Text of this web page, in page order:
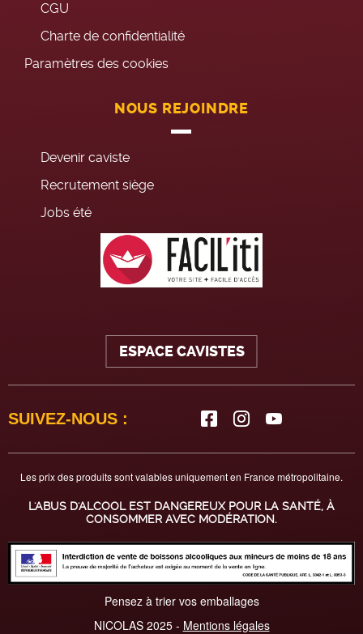
CGU
Charte de confidentialité
Paramètres des cookies
NOUS REJOINDRE
Devenir caviste
Recrutement siège
Jobs été
ESPACE CAVISTES
SUIVEZ-NOUS :
Les prix des produits sont valables uniquement en France métropolitaine.
L'ABUS D'ALCOOL EST DANGEREUX POUR LA SANTÉ, À
CONSOMMER AVEC MODÉRATION.
Pensez à trier vos emballages
NICOLAS 2025 - Mentions légales